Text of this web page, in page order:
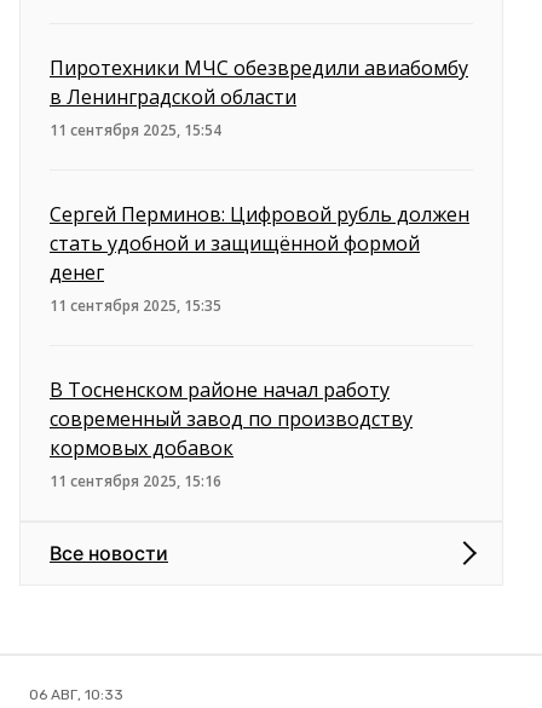
Пиротехники МЧС обезвредили авиабомбу
в Ленинградской области
11 сентября 2025, 15:54
Сергей Перминов: Цифровой рубль должен
стать удобной и защищённой формой
денег
11 сентября 2025, 15:35
В Тосненском районе начал работу
современный завод по производству
кормовых добавок
11 сентября 2025, 15:16
Все новости
06 АВГ, 10:33